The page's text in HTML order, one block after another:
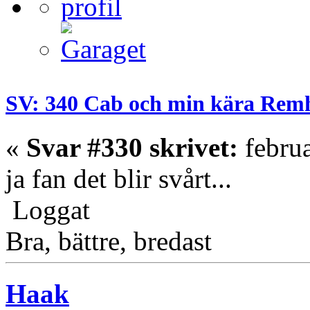
SV: 340 Cab och min kära
« Svar #330 skrivet:
ja fan det blir svårt...
Loggat
Bra, bättre, bredast
Haak